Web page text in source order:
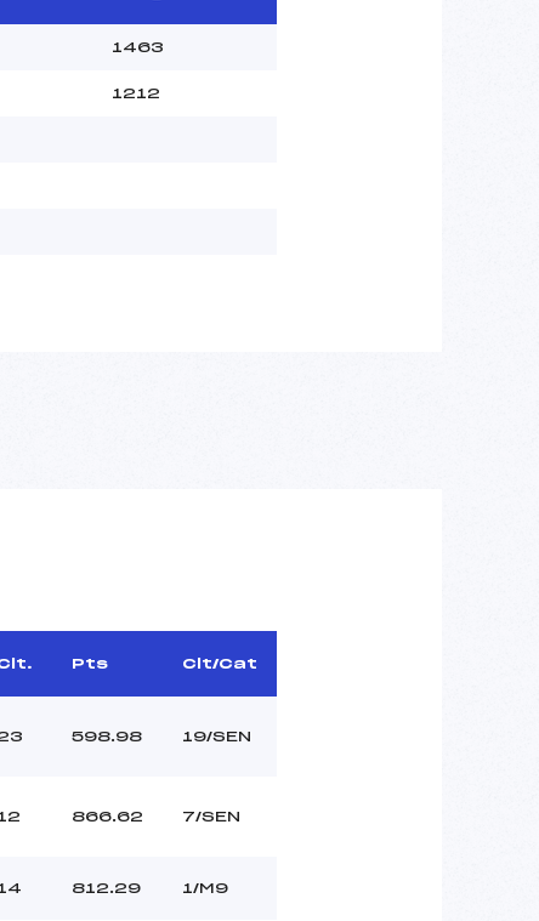
1463
1212
Pts Clt/Cat
598.98 19/SEN
866.62 7/SEN
812.29 1/M9